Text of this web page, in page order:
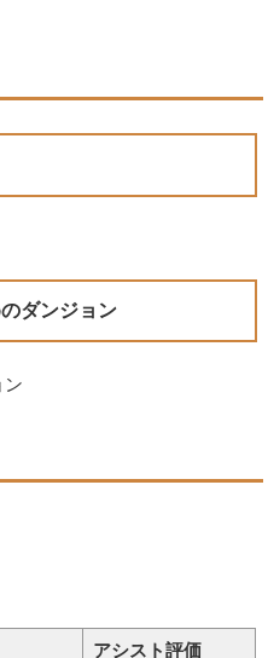
ダンジョン
ン
アシスト評価